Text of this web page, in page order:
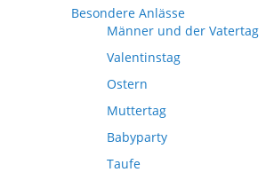
Besondere Anlässe
Männer und der Vatertag
Valentinstag
Ostern
Muttertag
Babyparty
Taufe